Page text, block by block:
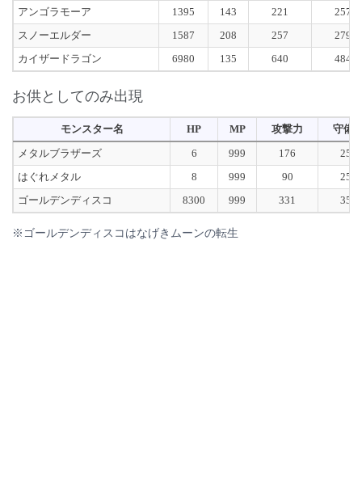
アンゴラモーア
1395 143 221
257
スノーエルダー
1587 208 257
279
カイザードラゴン
6980 135 640 484
お供としてのみ出現
モンスター名 HP MP 攻撃力
守備
メタルブラザーズ
6 999 176
255
はぐれメタル
8 999 90
256
ゴールデンディスコ
8300 999 331 352
※ゴールデンディスコはなげきムーンの転生